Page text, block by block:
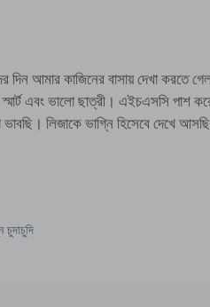
দিন আমার কাজিনের বাসায় দেখা করতে
এবং ভালো ছাত্রী। এইচএসসি পাশ
লিজাকে ভাগ্নি হিসেবে দেখে
চুদাচুদি